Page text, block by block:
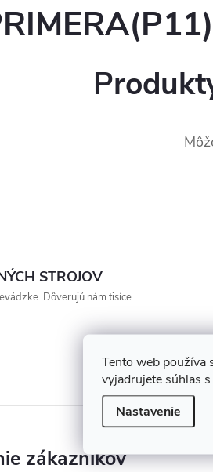
Tento web používa
vyjadrujete súhlas
Nastavenie
STROJOV
Dôverujú nám tisíce
zákazníkov